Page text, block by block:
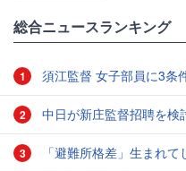
総合ニュースランキング
1 須江監督 女子部員に3条
2 中日が新庄監督招聘を検
3 「避難所格差」生まれて